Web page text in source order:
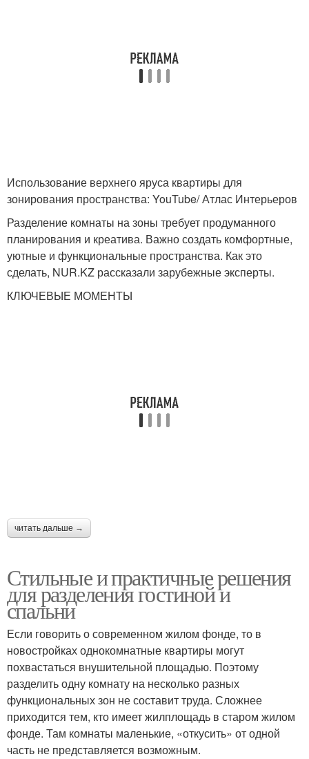
Использование верхнего яруса квартиры для
зонирования пространства: YouTube/ Атлас Интерьеров
Разделение комнаты на зоны требует продуманного
планирования и креатива. Важно создать комфортные,
уютные и функциональные пространства. Как это
сделать, NUR.KZ рассказали зарубежные эксперты.
КЛЮЧЕВЫЕ МОМЕНТЫ
читать дальше →
Стильные и практичные решения
для разделения гостиной и
спальни
Если говорить о современном жилом фонде, то в
новостройках однокомнатные квартиры могут
похвастаться внушительной площадью. Поэтому
разделить одну комнату на несколько разных
функциональных зон не составит труда. Сложнее
приходится тем, кто имеет жилплощадь в старом жилом
фонде. Там комнаты маленькие, «откусить» от одной
часть не представляется возможным.